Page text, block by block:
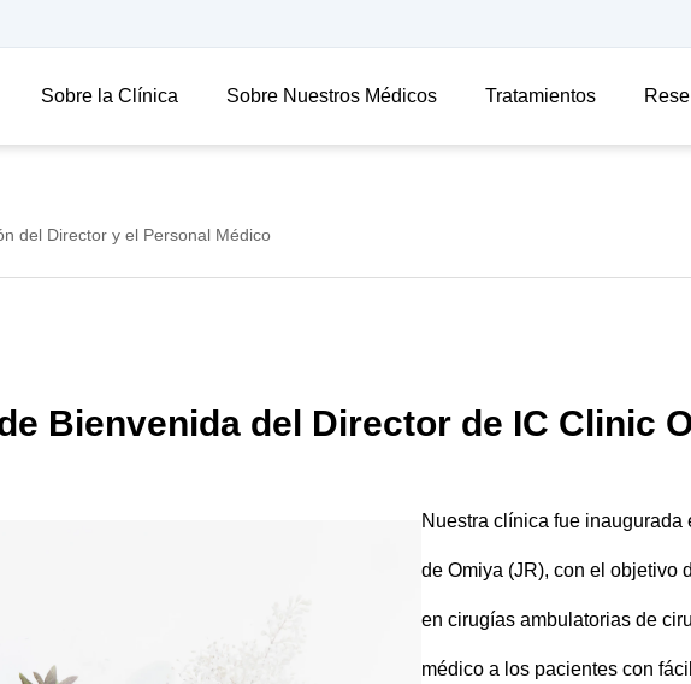
Sobre la Clínica Sobre Nuestros Médicos Tratamientos
del Director y el Personal Médico
Bienvenida del Director de IC Clinic
Nuestra clínica fue
de Omiya (JR), con el objetivo
en cirugías ambulatorias de
médico a los pacientes con